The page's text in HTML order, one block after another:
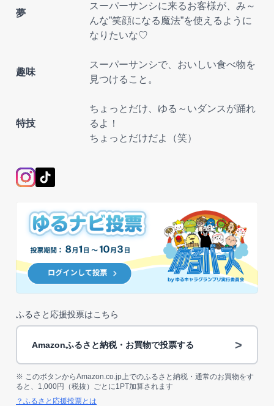
夢
スーパーサンシに来るお客様が、み～
んな”笑顔になる魔法”を使えるように
なりたいな♡
趣味
スーパーサンシで、おいしい食べ物を
見つけること。
特技
ちょっとだけ、ゆる～いダンスが踊れ
るよ！
ちょっとだけだよ（笑）
ふるさと応援投票はこちら
Amazonふるさと納税・お買物で投票する >
※ このボタンからAmazon.co.jp上でのふるさと納税・通常のお買物をす
ると、1,000円（税抜）ごとに1PT加算されます
？ふるさと応援投票とは